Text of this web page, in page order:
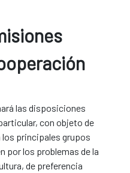
las disposiciones
con objeto de
los principales grupos
por los problemas de la
de preferencia